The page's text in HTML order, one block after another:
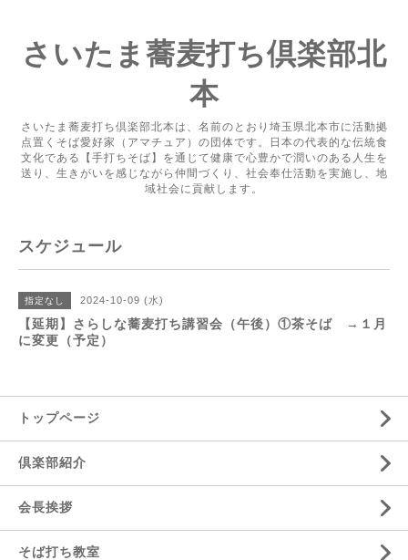
さいたま蕎麦打ち倶楽部北
本
さいたま蕎麦打ち倶楽部北本は、名前のとおり埼玉県北本市に活動拠
点置くそば愛好家（アマチュア）の団体です。日本の代表的な伝統食
文化である【手打ちそば】を通じて健康で心豊かで潤いのある人生を
送り、生きがいを感じながら仲間づくり、社会奉仕活動を実施し、地
域社会に貢献します。
スケジュール
指定なし 2024-10-09 (水)
【延期】さらしな蕎麦打ち講習会（午後）①茶そば →１月
に変更（予定）
トップページ
倶楽部紹介
会長挨拶
そば打ち教室